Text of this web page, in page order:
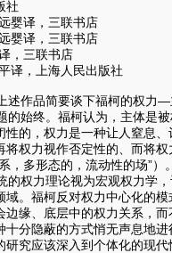
社
婴译，三联书店
婴译，三联书店
，三联书店
译，上海人民出版社
作品简要谈下福柯的权力—
始终。福柯认为，主体是
的，权力是一种让人窒息
权力视作否定性的、而将
多形态的，流动性的场”）。
权力理论视为宏观权力学
。福柯反对权力中心化的
缘、底层中的权力关系，而
分隐蔽的方式悄无声息地
究应该深入到个体化的现